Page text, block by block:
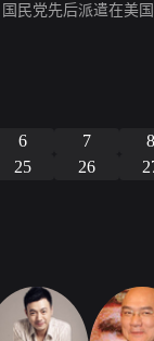
民党先后派遣在美
6 7
25 26